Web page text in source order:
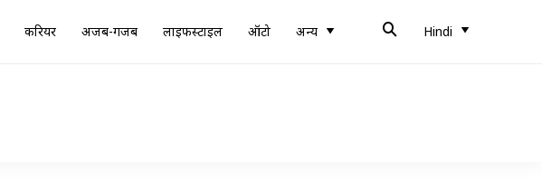
करियर अजब-गजब लाइफस्टाइल ऑटो अन्य Hindi